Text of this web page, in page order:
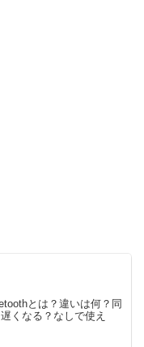
とは？違いは何？同
くなる？なしで使え